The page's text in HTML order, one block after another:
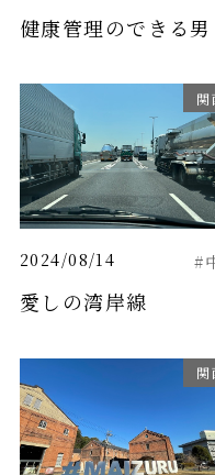
健康管理のできる男
関
2024/08/14 #
愛しの湾岸線
関